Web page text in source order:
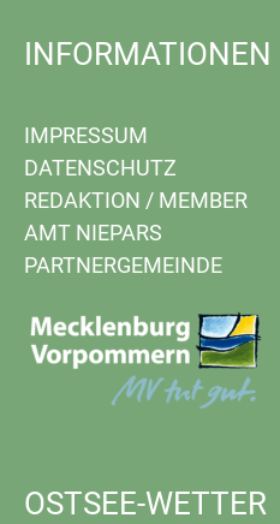
INFORMATIONEN
IMPRESSUM
DATENSCHUTZ
REDAKTION / MEMBER
AMT NIEPARS
PARTNERGEMEINDE
OSTSEE-WETTER